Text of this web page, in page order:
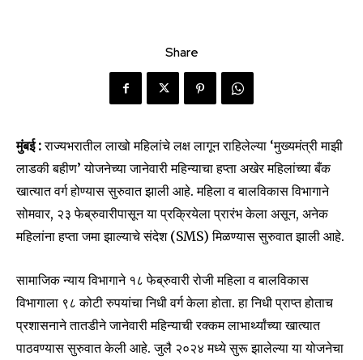
Share
मुंबई :राज्यभरातील लाखो महिलांचे लक्ष लागून राहिलेल्या ‘मुख्यमंत्री माझी
लाडकी बहीण’ योजनेच्या जानेवारी महिन्याचा हप्ता अखेर महिलांच्या बँक
खात्यात वर्ग होण्यास सुरुवात झाली आहे. महिला व बालविकास विभागाने
सोमवार, २३ फेब्रुवारीपासून या प्रक्रियेला प्रारंभ केला असून, अनेक
महिलांना हप्ता जमा झाल्याचे संदेश (SMS) मिळण्यास सुरुवात झाली आहे.
सामाजिक न्याय विभागाने १८ फेब्रुवारी रोजी महिला व बालविकास
विभागाला ९८ कोटी रुपयांचा निधी वर्ग केला होता. हा निधी प्राप्त होताच
प्रशासनाने तातडीने जानेवारी महिन्याची रक्कम लाभार्थ्यांच्या खात्यात
पाठवण्यास सुरुवात केली आहे. जुलै २०२४ मध्ये सुरू झालेल्या या योजनेचा